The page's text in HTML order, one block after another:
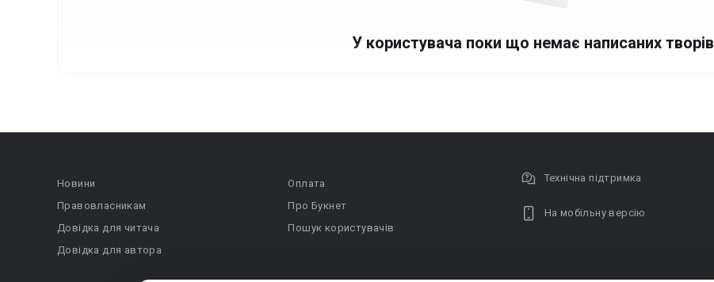
У користувача поки що немає написаних творів
Новини
Правовласникам
Довідка для читача
Довідка для автора
Оплата
Про Букнет
Пошук користувачів
Технічна підтримка
На мобільну версію